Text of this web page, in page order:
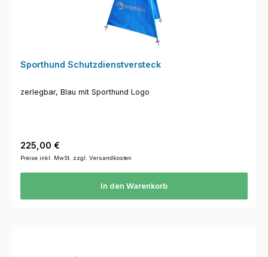
Sporthund Schutzdienstversteck
zerlegbar, Blau mit Sporthund Logo
Regulärer Preis:
225,00 €
Preise inkl. MwSt. zzgl. Versandkosten
In den Warenkorb